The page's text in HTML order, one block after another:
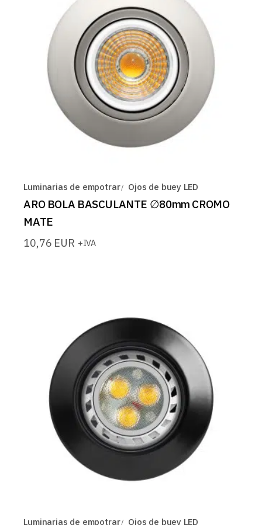
Luminarias de empotrar Ojos de buey LED
ARO BOLA BASCULANTE ∅80mm CROMO
MATE
10,76 EUR +IVA
Luminarias de empotrar Ojos de buey LED